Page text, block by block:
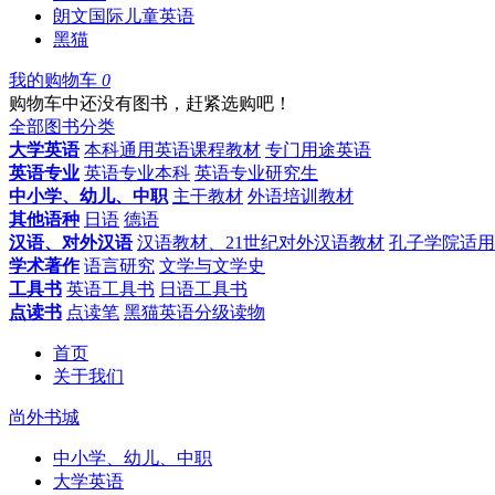
朗文国际儿童英语
黑猫
我的购物车 0
购物车中还没有图书，赶紧选购吧！
全部图书分类
大学英语 本科通用英语课程教材 专门用途英语
英语专业 英语专业本科 英语专业研究生
中小学、幼儿、中职 主干教材 外语培训教材
其他语种 日语 德语
汉语、对外汉语 汉语教材、21世纪对外汉语教材 孔子学院适
学术著作 语言研究 文学与文学史
工具书 英语工具书 日语工具书
点读书 点读笔 黑猫英语分级读物
首页
关于我们
尚外书城
中小学、幼儿、中职
大学英语